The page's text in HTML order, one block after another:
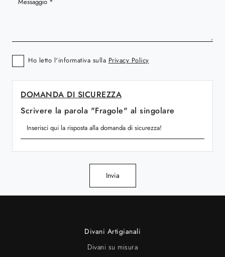
Ho letto l'informativa sulla Privacy Policy
DOMANDA DI SICUREZZA
Scrivere la parola "Fragole" al singolare
Invia
Divani Artigianali
Divani su misura